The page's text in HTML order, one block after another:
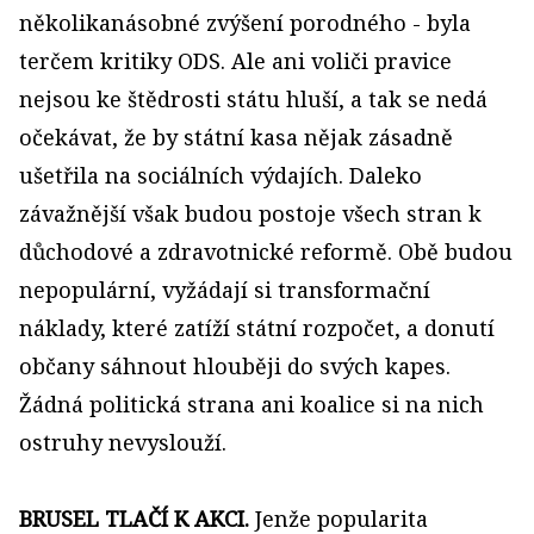
několikanásobné zvýšení porodného - byla
terčem kritiky ODS. Ale ani voliči pravice
nejsou ke štědrosti státu hluší, a tak se nedá
očekávat, že by státní kasa nějak zásadně
ušetřila na sociálních výdajích. Daleko
závažnější však budou postoje všech stran k
důchodové a zdravotnické reformě. Obě budou
nepopulární, vyžádají si transformační
náklady, které zatíží státní rozpočet, a donutí
občany sáhnout hlouběji do svých kapes.
Žádná politická strana ani koalice si na nich
ostruhy nevyslouží.
BRUSEL TLAČÍ K AKCI. Jenže popularita